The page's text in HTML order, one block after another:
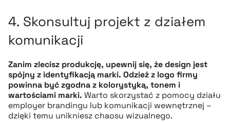
4. Skonsultuj projekt z działem
komunikacji
Zanim zlecisz produkcję, upewnij się, że design jest
spójny z identyfikacją marki. Odzież z logo firmy
powinna być zgodna z kolorystyką, tonem i
wartościami marki. Warto skorzystać z pomocy działu
employer brandingu lub komunikacji wewnętrznej –
dzięki temu unikniesz chaosu wizualnego.